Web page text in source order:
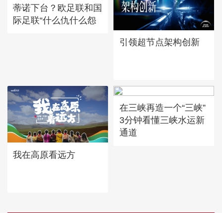
蒂诺下台？欧足联和国
际足联“什么仇什么怨
引领超节点架构创新
我在高原看远方
在三峡再造一个“三峡”
3分钟看懂三峡水运新
通道